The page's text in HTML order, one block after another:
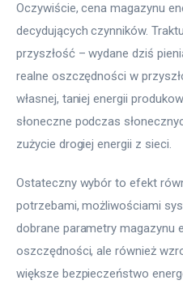
Oczywiście, cena magazynu
decydujących czynników.
przyszłość – wydane dziś
realne oszczędności w
własnej, taniej energii
słoneczne podczas
zużycie drogiej energii z sieci.
Ostateczny wybór to efekt
potrzebami, możliwościami
dobrane parametry magazynu
oszczędności, ale również
większe bezpieczeństwo